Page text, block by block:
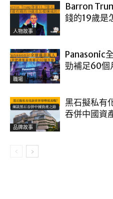
人物故事
Barron
錢的19歲是
職場
Panasonic
勁補足60個
品牌故事
黑石擬私有
吞併中國資